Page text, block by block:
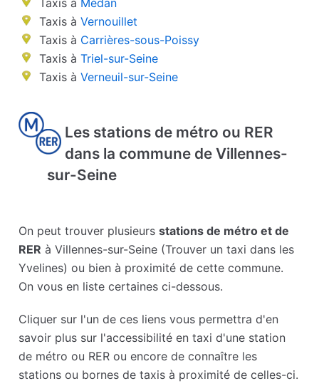
Taxis à Médan
Taxis àVernouillet
Taxis à Carrières-sous-Poissy
Taxis àTriel-sur-Seine
Taxis àVerneuil-sur-Seine
Les stations de métro ou RER
dans la commune de Villennes-
sur-Seine
On peut trouver plusieursstations de métro et de
RER à Villennes-sur-Seine (Trouver un taxi dans les
Yvelines) ou bien à proximité de cette commune.
On vous en liste certaines ci-dessous.
Cliquer sur l'un de ces liens vous permettra d'en
savoir plus sur l'accessibilité en taxi d'une station
de métro ou RER ou encore de connaître les
stations ou bornes de taxis à proximité de celles-ci.